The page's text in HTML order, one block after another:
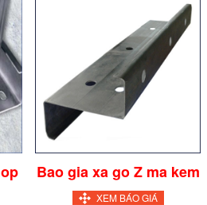
Bao gia xa go Z ma kem
XEM BÁO GIÁ